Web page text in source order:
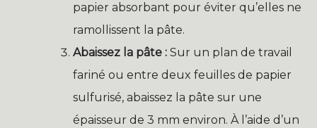
papier absorbant pour éviter qu’elles ne
ramollissent la pâte.
Abaissez la pâte : Sur un plan de travail
fariné ou entre deux feuilles de papier
sulfurisé, abaissez la pâte sur une
épaisseur de 3 mm environ. À l’aide d’un